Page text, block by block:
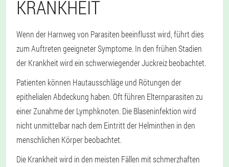
KRANKHEIT
Wenn der Harnweg von Parasiten beeinflusst wird, führt dies
zum Auftreten geeigneter Symptome. In den frühen Stadien
der Krankheit wird ein schwerwiegender Juckreiz beobachtet.
Patienten können Hautausschläge und Rötungen der
epithelialen Abdeckung haben. Oft führen Elternparasiten zu
einer Zunahme der Lymphknoten. Die Blaseninfektion wird
nicht unmittelbar nach dem Eintritt der Helminthen in den
menschlichen Körper beobachtet.
Die Krankheit wird in den meisten Fällen mit schmerzhaften